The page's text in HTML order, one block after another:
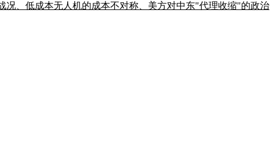
况、低成本无人机的成本不对称、美方对中东"代理收缩"的政治